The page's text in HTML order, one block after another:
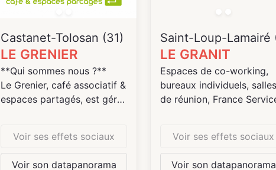
OpenStreetMap
Castanet-Tolosan (31)
LE GRENIER
**Qui sommes nous ?**
Le Grenier, café associatif &
espaces partagés, est géré
L’association est née en
Voir ses effets sociaux
Voir son datapanorama
Saint-Loup-Lamairé
LE GRANIT
Espaces de co-working,
bureaux individuels, salles
de réunion, France
Voir ses effets sociaux
Voir son datapanorama